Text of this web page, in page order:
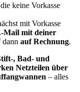
keine Vorkasse
mit Vorkasse
Mail mit deiner
dann auf Rechnung.
, Bad- und
Netzteilen über
– alles